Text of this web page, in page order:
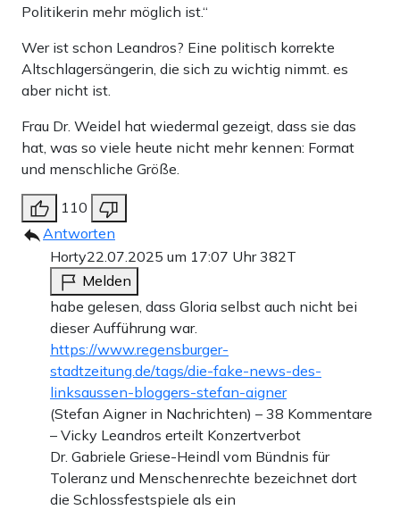
Politikerin mehr möglich ist.“
Wer ist schon Leandros? Eine politisch korrekte
Altschlagersängerin, die sich zu wichtig nimmt. es
aber nicht ist.
Frau Dr. Weidel hat wiedermal gezeigt, dass sie das
hat, was so viele heute nicht mehr kennen: Format
und menschliche Größe.
110
Antworten
Horty22.07.2025 um 17:07 Uhr382T
Melden
habe gelesen, dass Gloria selbst auch nicht bei
dieser Aufführung war.
https://www.regensburger-
stadtzeitung.de/tags/die-fake-news-des-
linksaussen-bloggers-stefan-aigner
(Stefan Aigner in Nachrichten) – 38 Kommentare
– Vicky Leandros erteilt Konzertverbot
Dr. Gabriele Griese-Heindl vom Bündnis für
Toleranz und Menschenrechte bezeichnet dort
die Schlossfestspiele als ein